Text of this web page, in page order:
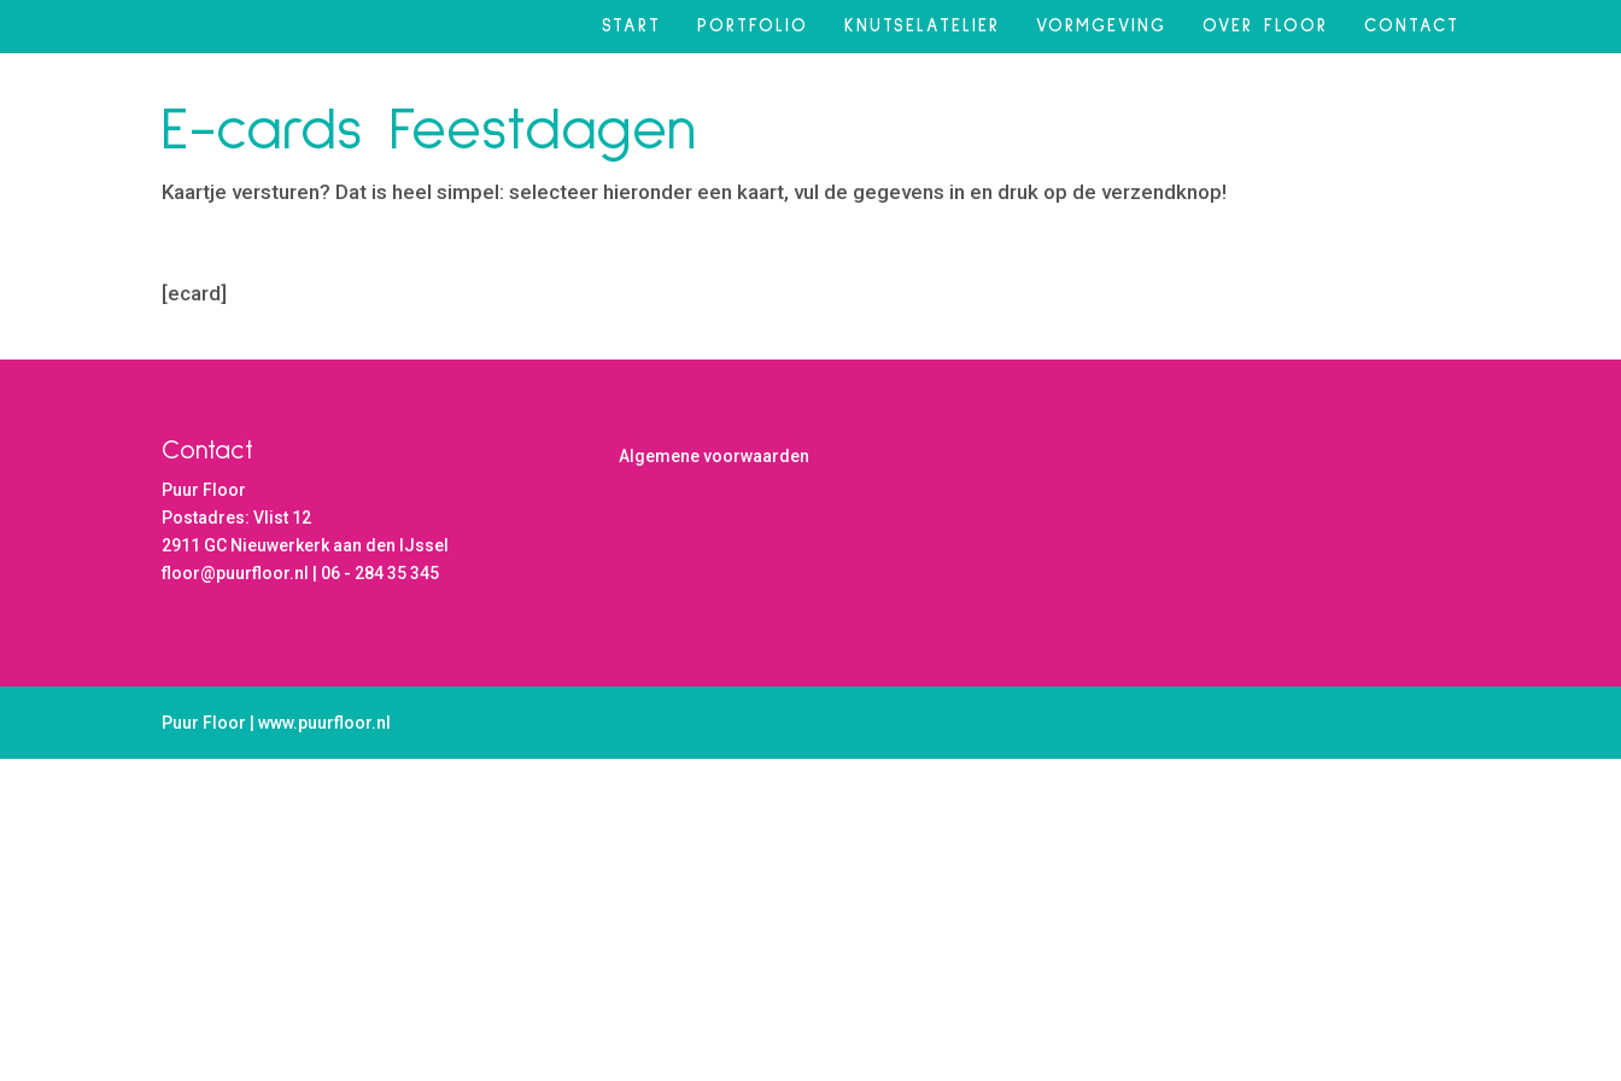
START PORTFOLIO KNUTSELATELIER VORMGEVING OVER FLOOR CONTACT
E-cards Feestdagen
Kaartje versturen? Dat is heel simpel: selecteer hieronder een kaart, vul de gegevens in en druk op de verzendknop!
[ecard]
Contact
Puur Floor
Postadres: Vlist 12
2911 GC Nieuwerkerk aan den IJssel
floor@puurfloor.nl | 06 - 284 35 345
Algemene voorwaarden
Puur Floor | www.puurfloor.nl